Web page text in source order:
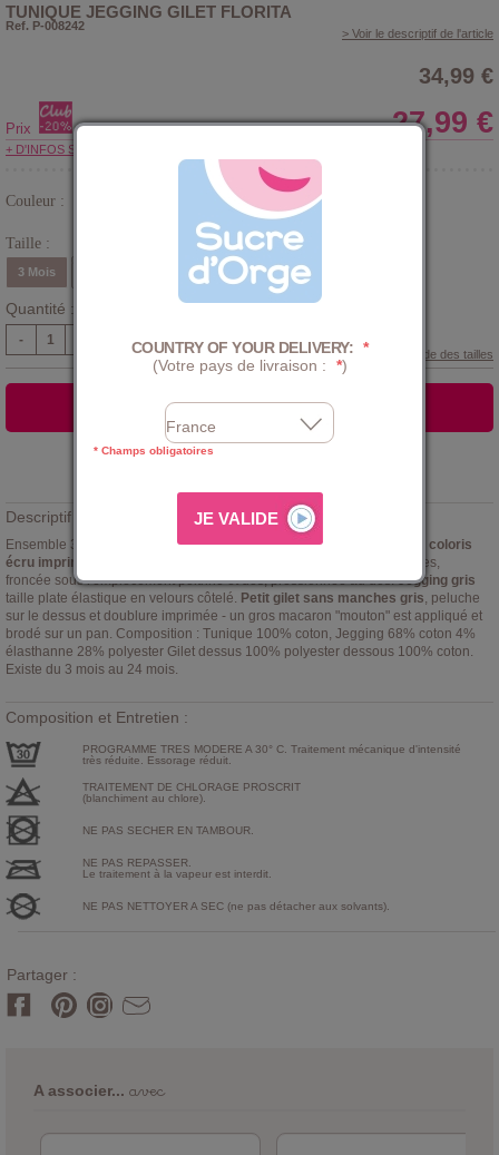
TUNIQUE JEGGING GILET FLORITA
Ref. P-008242
> Voir le descriptif de l'article
34,99 €
Prix 27,99 €
+ D'INFOS SUR LE CLUB
Couleur :
Taille :
3 Mois 12 Mois 18 Mois
Quantité :
-
Guide des tailles
AJOUTER AU PANIER
Ajouter à la
Descriptif :
Ensemble 3 pièces naissance bébé fille Florita Sucre d'Orge.
Tunique coloris
écru imprimée
de petits moutons gris, en interlock, à manches longues,
froncée sous l'empiècement poitrine et dos, pressionnée au dos.Jegging gris
taille plate élastique en velours côtelé. Petit gilet sans manches gris, peluche
sur le dessus et doublure imprimée - un gros macaron "mouton" est appliqué et
brodé sur un pan. Composition : Tunique 100% coton, Jegging 68% coton 4%
élasthanne 28% polyester Gilet dessus 100% polyester dessous 100% coton.
Existe du 3 mois au 24 mois.
Composition et Entretien :
PROGRAMME TRES MODERE A 30° C. Traitement mécanique d'intensité
très réduite. Essorage réduit.
TRAITEMENT DE CHLORAGE PROSCRIT
(blanchiment au chlore).
NE PAS SECHER EN TAMBOUR.
NE PAS REPASSER.
Le traitement à la vapeur est interdit.
NE PAS NETTOYER A SEC (ne pas détacher aux solvants).
Partager :
A associer...
COUNTRY OF YOUR DELIVERY: *
(Votre pays de livraison :
*)
* Champs obligatoires